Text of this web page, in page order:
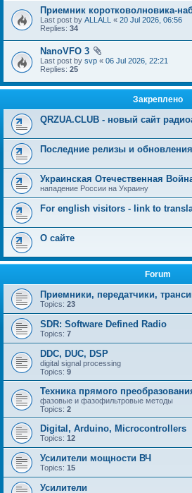
Приемник коротковолновика-
Last post by ALLALL « 20 Jul 2026, 06:56
Replies: 34
NanoVFO 3
Last post by svp « 06 Jul 2026, 22:21
Replies: 25
Закреплено
QRZUA.CLUB - новый сайт
Последние релизы и обновления
Украинская Отечественная
нападение России на Украину
For english visitors - link to
О сайте
Forum
Приемники, передатчики,
Topics: 23
SDR: Software Defined Radio
Topics: 7
DDC, DUC, DSP
digital signal processing
Topics: 9
Техника прямого
фазовые и фазофильтровые методы
Topics: 2
Digital, Arduino, Microcontrollers
Topics: 12
Усилители мощности ВЧ
Topics: 15
Усилители